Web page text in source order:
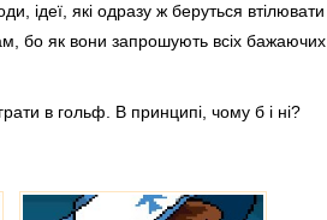
ідеї, які одразу ж беруться втілювати
бо як вони запрошують всіх бажаючих
в гольф. В принципі, чому б і ні?